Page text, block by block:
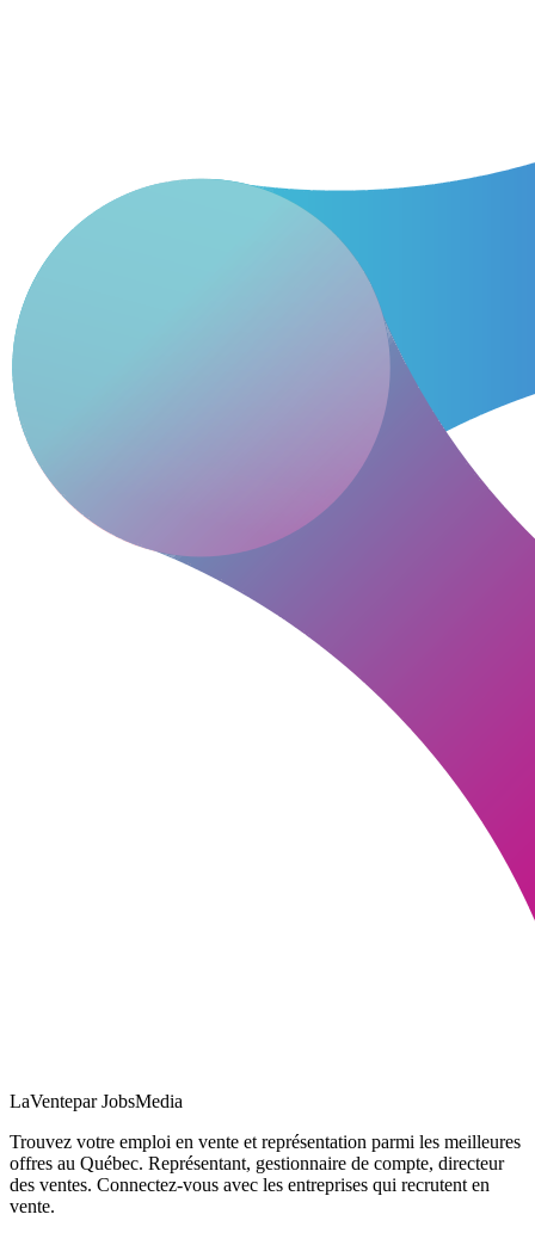
LaVentepar JobsMedia
Trouvez votre emploi en vente et représentation parmi les meilleures
offres au Québec. Représentant, gestionnaire de compte, directeur
des ventes. Connectez-vous avec les entreprises qui recrutent en
vente.